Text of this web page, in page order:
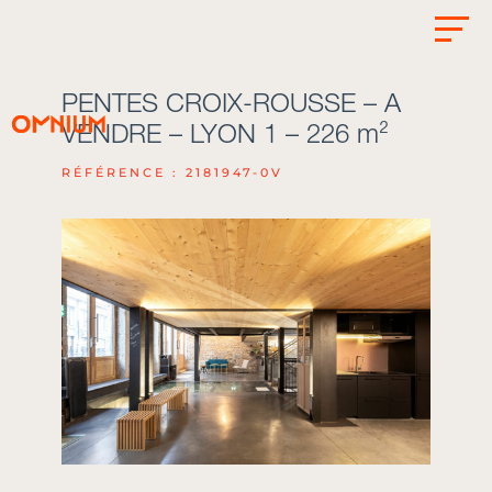
PENTES CROIX-ROUSSE – A
VENDRE – LYON 1 – 226 m²
RÉFÉRENCE : 2181947-0V